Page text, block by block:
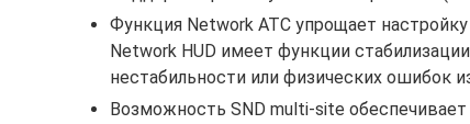
Функция Network ATC упрощает
Network HUD имеет функции
нестабильности или физических ошибок
Возможность SND multi-site